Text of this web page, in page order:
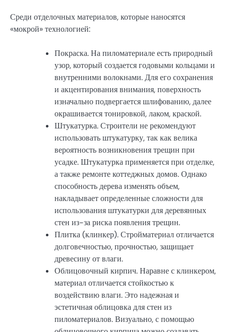
Среди отделочных материалов, которые наносятся
«мокрой» технологией:
Покраска. На пиломатериале есть природный
узор, который создается годовыми кольцами и
внутренними волокнами. Для его сохранения
и акцентирования внимания, поверхность
изначально подвергается шлифованию, далее
окрашивается тонировкой, лаком, краской.
Штукатурка. Строители не рекомендуют
использовать штукатурку, так как велика
вероятность возникновения трещин при
усадке. Штукатурка применяется при отделке,
а также ремонте коттеджных домов. Однако
способность дерева изменять объем,
накладывает определенные сложности для
использования штукатурки для деревянных
стен из-за риска появления трещин.
Плитка (клинкер). Стройматериал отличается
долговечностью, прочностью, защищает
древесину от влаги.
Облицовочный кирпич. Наравне с клинкером,
материал отличается стойкостью к
воздействию влаги. Это надежная и
эстетичная облицовка для стен из
пиломатериалов. Визуально, с помощью